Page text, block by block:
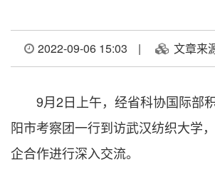
2022-09-06 15:03 | 文章来
9月2日上午，经省科协国际部
阳市考察团一行到访武汉纺织大学
企合作进行深入交流。